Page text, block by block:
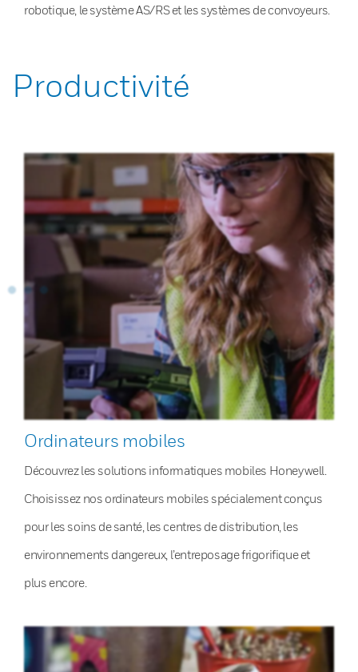
robotique, le système AS/RS et les systèmes de convoyeurs.
Productivité
Ordinateurs mobiles
Découvrez les solutions informatiques mobiles Honeywell.
Choisissez nos ordinateurs mobiles spécialement conçus
pour les soins de santé, les centres de distribution, les
environnements dangereux, l’entreposage frigorifique et
plus encore.